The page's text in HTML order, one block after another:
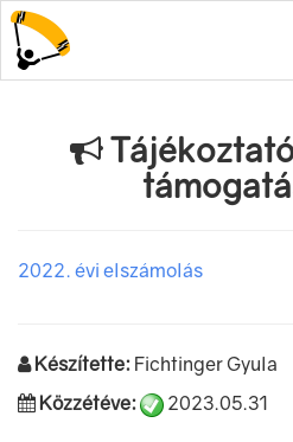
2022. évi elszámolás
Készítette: Fichtinger Gyula
Közzétéve:
2023.05.31